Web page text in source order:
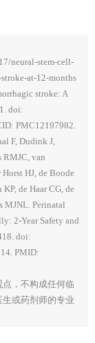
neural-stem-cell-
at-12-months
stroke: A
doi:
PMC12197982.
F, Dudink J,
RMJC, van
HJ, de Boode
de Haar CG, de
MJNL. Perinatal
2-Year Safety and
doi:
PMID:
，不构成任何临
或药剂师的专业